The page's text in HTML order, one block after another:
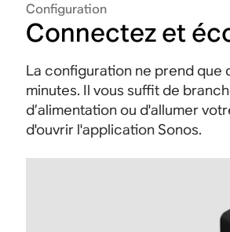
Configuration
Connectez et
La configuration ne prend que
minutes. Il vous suffit de
d’alimentation ou d'allumer
d'ouvrir l'application Sonos.